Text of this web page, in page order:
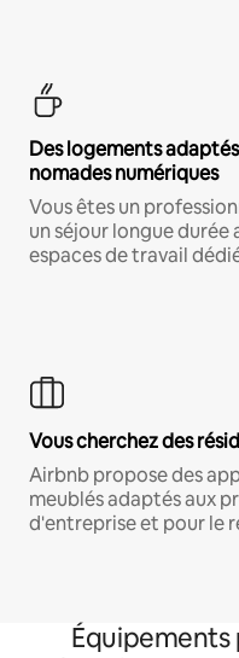
Des logements
nomades numériques
Vous êtes un
un séjour longue
espaces de travail
Vous cherchez des
Airbnb propose des
meublés adaptés aux
d'entreprise et pour le
Équipements